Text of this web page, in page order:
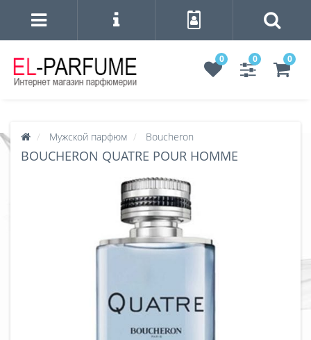
0 0 0
Мужской парфюм Boucheron
BOUCHERON QUATRE POUR HOMME